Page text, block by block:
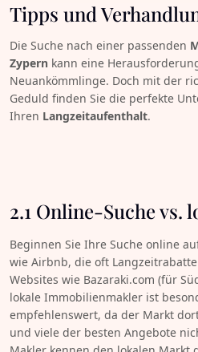
Tipps und
Die Suche nach einer passenden
Zypern kann eine
Neuankömmlinge. Doch mit der
Geduld finden Sie die perfekte
Ihren Langzeitaufenthalt.
2.1 Online-Suche vs.
Beginnen Sie Ihre Suche online
wie Airbnb, die oft
Websites wie Bazaraki.com (für
lokale Immobilienmakler ist
empfehlenswert, da der Markt
und viele der besten Angebote